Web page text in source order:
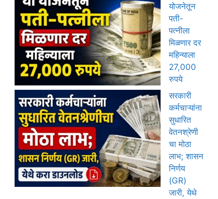
योजनेतून
पती-
पत्नीला
मिळणार दर
महिन्याला
27,000
रुपये
सरकारी
कर्मचाऱ्यांना
सुधारित
वेतनश्रेणी
चा मोठा
लाभ; शासन
निर्णय
(GR)
जारी, येथे